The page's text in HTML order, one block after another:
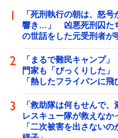
「死刑執行の朝は、怒
響き…」 凶悪死刑囚た
の世話をした元受刑者が
「まるで難民キャンプ
門家も「びっくりした
「熱したフライパンに飛
「救助隊は何もせんで、
レスキュー隊が救えな
「二次被害を出さない